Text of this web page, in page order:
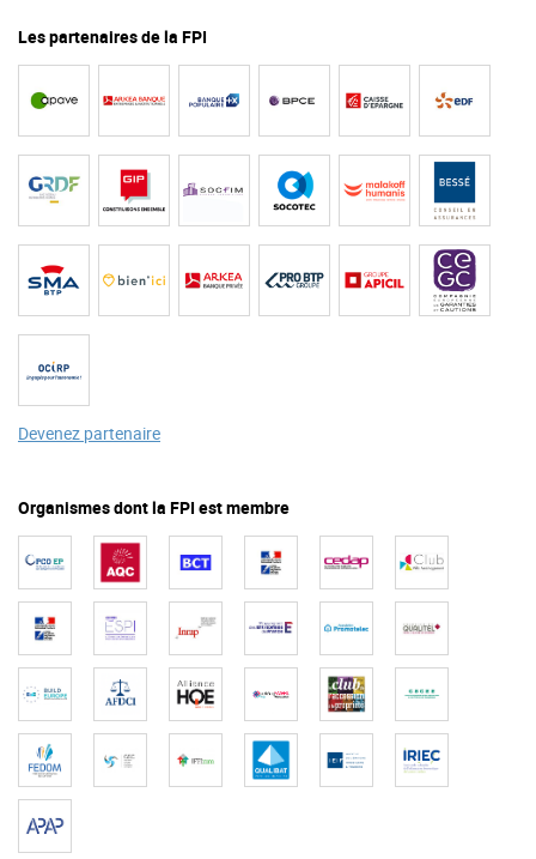
Les partenaires de la FPI
Devenez partenaire
Organismes dont la FPI est membre